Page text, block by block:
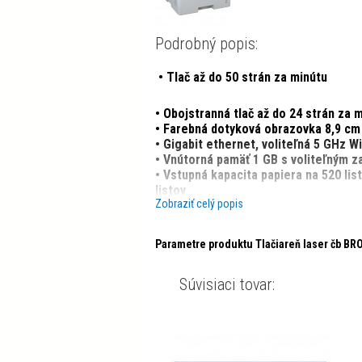
Podrobný popis:
• Tlač až do 50 strán za minútu
• Obojstranná tlač až do 24 strán za
• Farebná dotyková obrazovka 8,9 cm
• Gigabit ethernet, voliteľná 5 GHz
• Vnútorná pamäť 1 GB s voliteľným
• Vstupná kapacita papiera na 520
listov
• Priložený toner s výťažnosťou 11
• Kompatibilita s riešeniami Brother
• Funkcie Barcode Print+, Secure
Zobraziť celý popis
Parametre produktu Tlačiareň laser čb
Súvisiaci tovar: